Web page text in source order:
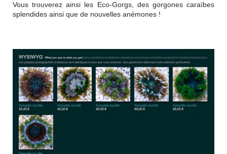
Vous trouverez ainsi les Eco-Gorgs, des gorgones caraïbes
splendides ainsi que de nouvelles anémones !